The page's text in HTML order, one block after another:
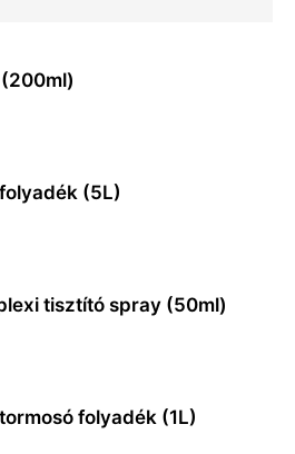
(200ml)
(5L)
tisztító spray (50ml)
folyadék (1L)